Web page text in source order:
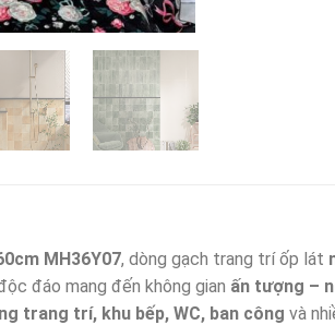
MH36Y07, dòng gạch trang trí ốp lát
đáo mang đến không gian ấn tượng –
trang trí, khu bếp, WC, ban công và